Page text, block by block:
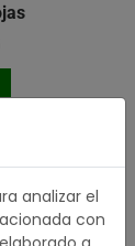
analizar el
con